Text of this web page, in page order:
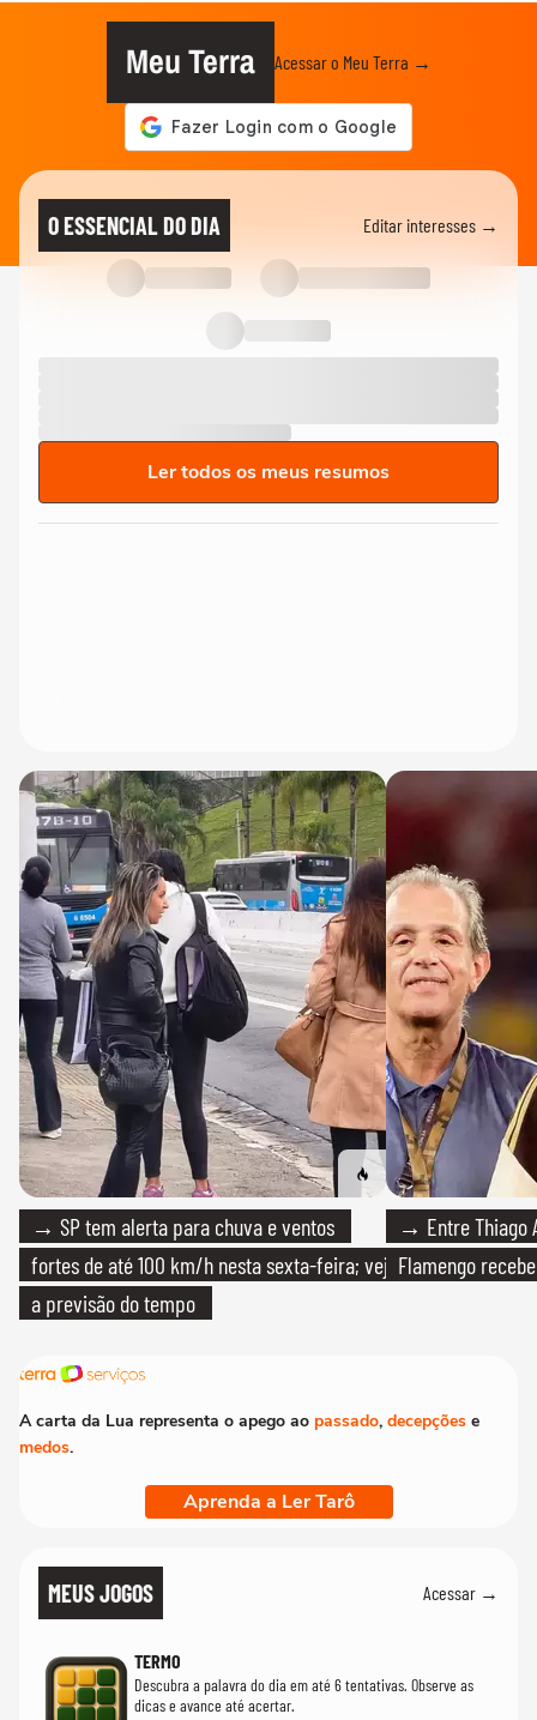
Meu Terra Acessar o Meu Terra →
O ESSENCIAL DO DIA Editar interesses →
Ler todos os meus resumos
→ SP tem alerta para chuva e ventos
fortes de até 100 km/h nesta sexta-feira; veja
a previsão do tempo
→ Entre Thiago
Flamengo
A carta da Lua representa o apego ao passado, decepções e
medos.
Aprenda a Ler Tarô
MEUS JOGOS Acessar →
TERMO
Descubra a palavra do dia em até 6 tentativas. Observe as
dicas e avance até acertar.